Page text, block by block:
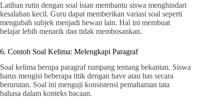
Latihan rutin dengan soal isian membantu siswa menghindari
kesalahan kecil. Guru dapat memberikan variasi soal seperti
mengubah subjek menjadi hewan lain. Hal ini membuat
belajar lebih menarik dan tidak membosankan.
6. Contoh Soal Kelima: Melengkapi Paragraf
Soal kelima berupa paragraf rumpang tentang bekantan. Siswa
harus mengisi beberapa titik dengan have atau has secara
berurutan. Soal ini menguji konsistensi pemahaman tata
bahasa dalam konteks bacaan.